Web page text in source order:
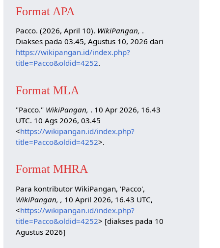
Format APA
Pacco. (2026, April 10). WikiPangan, .
Diakses pada 03.45, Agustus 10, 2026 dari
https://wikipangan.id/index.php?
title=Pacco&oldid=4252.
Format MLA
"Pacco." WikiPangan, . 10 Apr 2026, 16.43
UTC. 10 Ags 2026, 03.45
<https://wikipangan.id/index.php?
title=Pacco&oldid=4252>.
Format MHRA
Para kontributor WikiPangan, 'Pacco',
WikiPangan, , 10 April 2026, 16.43 UTC,
<https://wikipangan.id/index.php?
title=Pacco&oldid=4252> [diakses pada 10
Agustus 2026]